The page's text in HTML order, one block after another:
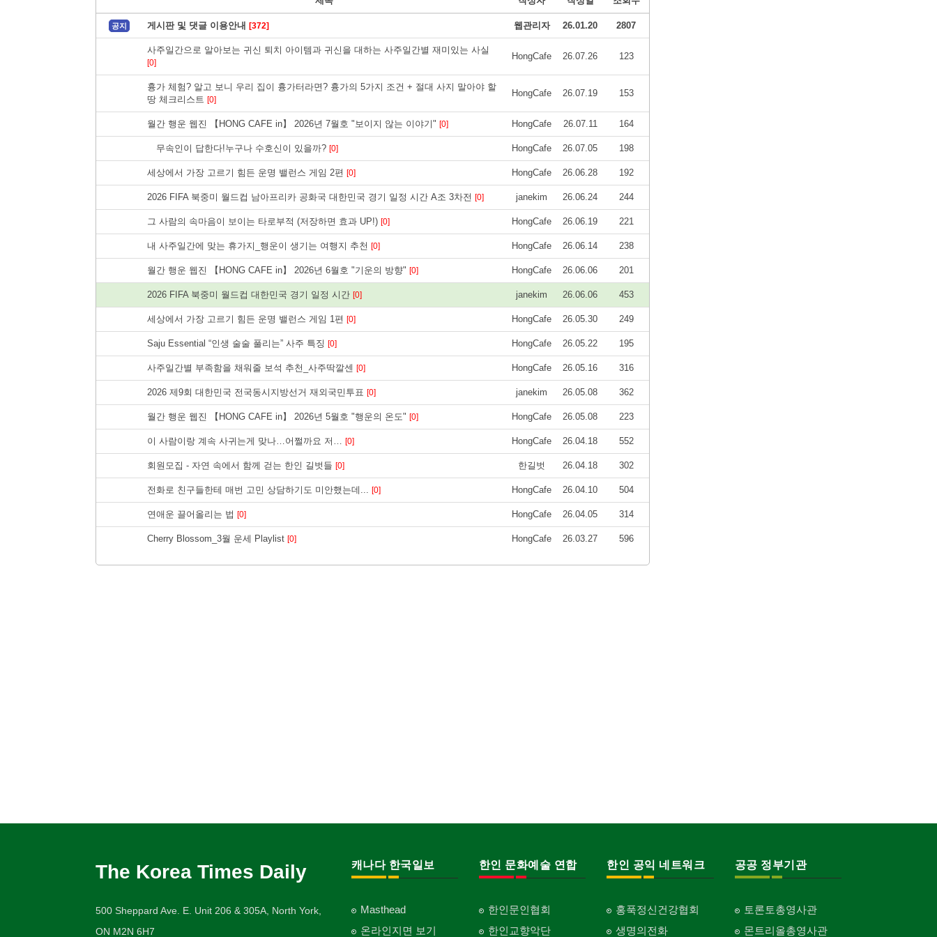
공지 게시판 및 댓글 이용안내 [372] 웹관리자 26.01.20 2807
사주일간으로 알아보는 귀신 퇴치 아이템과 귀신을 대하는 사주일간별 재미있는 사실
[0]
HongCafe 26.07.26 123
흉가 체험? 알고 보니 우리 집이 흉가터라면? 흉가의 5가지 조건 + 절대 사지 말아야 할
땅 체크리스트 [0]
HongCafe 26.07.19 153
월간 행운 웹진 【HONG CAFE in】 2026년 7월호 "보이지 않는 이야기" [0] HongCafe 26.07.11 164
무속인이 답한다!누구나 수호신이 있을까? [0] HongCafe 26.07.05 198
세상에서 가장 고르기 힘든 운명 밸런스 게임 2편 [0] HongCafe 26.06.28 192
2026 FIFA 북중미 월드컵 남아프리카 공화국 대한민국 경기 일정 시간 A조 3차전 [0] janekim 26.06.24 244
그 사람의 속마음이 보이는 타로부적 (저장하면 효과 UP!) [0] HongCafe 26.06.19 221
내 사주일간에 맞는 휴가지_행운이 생기는 여행지 추천 [0] HongCafe 26.06.14 238
월간 행운 웹진 【HONG CAFE in】 2026년 6월호 "기운의 방향" [0] HongCafe 26.06.06 201
2026 FIFA 북중미 월드컵 대한민국 경기 일정 시간 [0] janekim 26.06.06 453
세상에서 가장 고르기 힘든 운명 밸런스 게임 1편 [0] HongCafe 26.05.30 249
Saju Essential “인생 술술 풀리는” 사주 특징 [0] HongCafe 26.05.22 195
사주일간별 부족함을 채워줄 보석 추천_사주딱깔센 [0] HongCafe 26.05.16 316
2026 제9회 대한민국 전국동시지방선거 재외국민투표 [0] janekim 26.05.08 362
월간 행운 웹진 【HONG CAFE in】 2026년 5월호 "행운의 온도" [0] HongCafe 26.05.08 223
이 사람이랑 계속 사귀는게 맞나…어쩔까요 저… [0] HongCafe 26.04.18 552
회원모집 - 자연 속에서 함께 걷는 한인 길벗들 [0] 한길벗 26.04.18 302
전화로 친구들한테 매번 고민 상담하기도 미안했는데... [0] HongCafe 26.04.10 504
연애운 끌어올리는 법 [0] HongCafe 26.04.05 314
Cherry Blossom_3월 운세 Playlist [0] HongCafe 26.03.27 596
The Korea Times Daily
500 Sheppard Ave. E. Unit 206 & 305A, North York,
ON M2N 6H7
캐나다 한국일보
Masthead
온라인지면 보기
한인 문화예술 연합
한인문인협회
한인교향악단
한인 공익 네트워크
홍푹정신건강협회
생명의전화
공공 정부기관
토론토총영사관
몬트리올총영사관